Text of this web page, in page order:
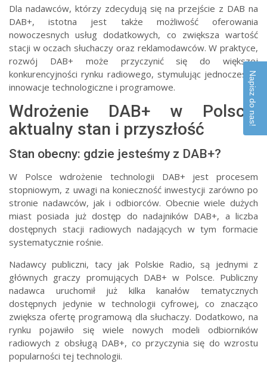
Dla nadawców, którzy zdecydują się na przejście z DAB na
DAB+, istotna jest także możliwość oferowania
nowoczesnych usług dodatkowych, co zwiększa wartość
stacji w oczach słuchaczy oraz reklamodawców. W praktyce,
rozwój DAB+ może przyczynić się do większej
konkurencyjności rynku radiowego, stymulując jednocześnie
innowacje technologiczne i programowe.
Wdrożenie DAB+ w Polsce:
aktualny stan i przyszłość
Stan obecny: gdzie jesteśmy z DAB+?
W Polsce wdrożenie technologii DAB+ jest procesem
stopniowym, z uwagi na konieczność inwestycji zarówno po
stronie nadawców, jak i odbiorców. Obecnie wiele dużych
miast posiada już dostęp do nadajników DAB+, a liczba
dostępnych stacji radiowych nadających w tym formacie
systematycznie rośnie.
Nadawcy publiczni, tacy jak Polskie Radio, są jednymi z
głównych graczy promujących DAB+ w Polsce. Publiczny
nadawca uruchomił już kilka kanałów tematycznych
dostępnych jedynie w technologii cyfrowej, co znacząco
zwiększa ofertę programową dla słuchaczy. Dodatkowo, na
rynku pojawiło się wiele nowych modeli odbiorników
radiowych z obsługą DAB+, co przyczynia się do wzrostu
popularności tej technologii.
Napisz do nas!